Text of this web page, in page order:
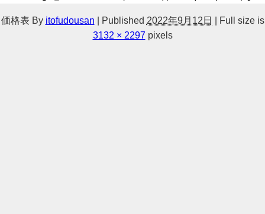
価格表 By itofudousan Published 2022年9月12日
Full size is
3132 × 2297 pixels